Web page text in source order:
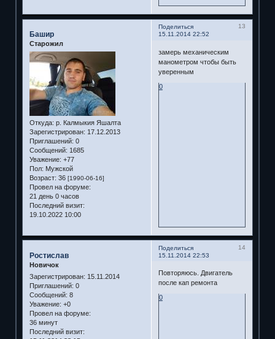
Поделиться
13
15.11.2014 22:52
Башир
Старожил
Откуда: р. Калмыкия Яшалта
Зарегистрирован: 17.12.2013
Приглашений: 0
Сообщений: 1685
Уважение: +77
Пол: Мужской
Возраст: 36 [1990-06-16]
Провел на форуме:
21 день 0 часов
Последний визит:
19.10.2022 10:00
замерь механическим
манометром чтобы быть
уверенным
0
Поделиться
14
15.11.2014 22:53
Ростислав
Новичок
Зарегистрирован: 15.11.2014
Приглашений: 0
Сообщений: 8
Уважение: +0
Провел на форуме:
36 минут
Последний визит:
Повторяюсь. Двигатель
после кап ремонта
0